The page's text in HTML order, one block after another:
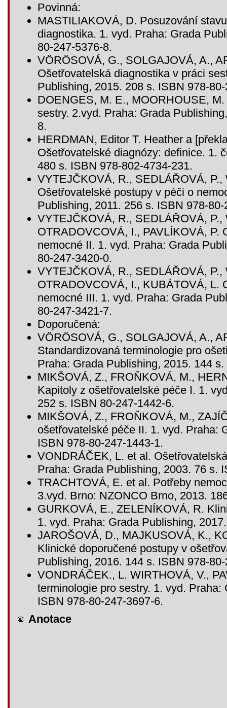
Povinná:
MASTILIAKOVÁ, D. Posuzování
diagnostika. 1. vyd. Praha: Grada
80-247-5376-8.
VÖRÖSOVÁ, G., SOLGAJOVÁ, A.,
Ošetřovatelská diagnostika v práci
Publishing, 2015. 208 s. ISBN 978-
DOENGES, M. E., MOORHOUSE,
sestry. 2.vyd. Praha: Grada
8.
HERDMAN, Editor T. Heather a
Ošetřovatelské diagnózy: definice. 1.
480 s. ISBN 978-802-4734-231.
VYTEJČKOVÁ, R., SEDLÁŘOVÁ,
Ošetřovatelské postupy v péči o
Publishing, 2011. 256 s. ISBN 978-
VYTEJČKOVÁ, R., SEDLÁŘOVÁ, P.,
OTRADOVCOVÁ, I., PAVLÍKOVÁ, P.
nemocné II. 1. vyd. Praha: Grada
80-247-3420-0.
VYTEJČKOVÁ, R., SEDLÁŘOVÁ, P.,
OTRADOVCOVÁ, I., KUBÁTOVÁ, L.
nemocné III. 1. vyd. Praha: Grada
80-247-3421-7.
Doporučená:
VÖRÖSOVÁ, G., SOLGAJOVÁ, A.,
Standardizovaná terminologie pro
Praha: Grada Publishing, 2015. 144
MIKŠOVÁ, Z., FROŇKOVÁ, M.,
Kapitoly z ošetřovatelské péče I. 1.
252 s. ISBN 80-247-1442-6.
MIKŠOVÁ, Z., FROŇKOVÁ, M.,
ošetřovatelské péče II. 1. vyd. Praha:
ISBN 978-80-247-1443-1.
VONDRÁČEK, L. et al.
Praha: Grada Publishing, 2003. 76 s.
TRACHTOVÁ, E. et al. Potřeby
3.vyd. Brno: NZONCO Brno, 2013.
GURKOVÁ, E., ZELENÍKOVÁ, R.
1. vyd. Praha: Grada Publishing,
JAROŠOVÁ, D., MAJKUSOVÁ, K.,
Klinické doporučené postupy v
Publishing, 2016. 144 s. ISBN 978-
VONDRÁČEK., L. WIRTHOVÁ, V.,
terminologie pro sestry. 1. vyd.
ISBN 978-80-247-3697-6.
Anotace